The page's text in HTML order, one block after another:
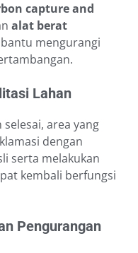
capture and
alat berat
mengurangi
Lahan
area yang
dengan
serta melakukan
kembali berfungsi
Pengurangan